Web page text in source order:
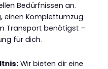
Bedürfnissen an.
einen Komplettumzug
Transport benötigst –
für dich.
Wir bieten dir eine